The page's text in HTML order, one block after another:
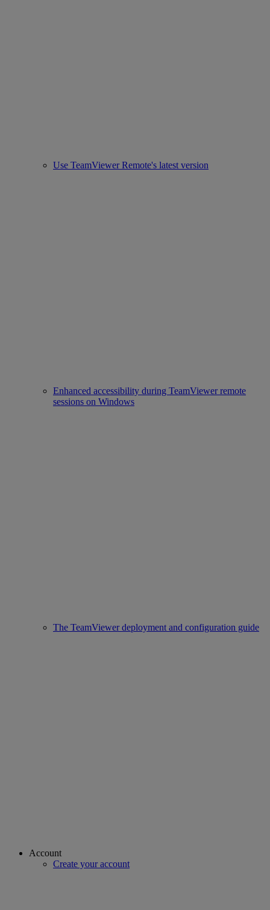
Use TeamViewer Remote's latest version
Enhanced accessibility during TeamViewer remote
sessions on Windows
The TeamViewer deployment and configuration guide
Account
Create your account